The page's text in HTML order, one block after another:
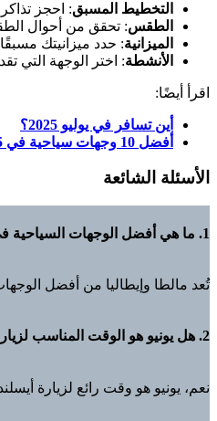
التخطيط المسبق: احجز
الطقس: تحقق من أحوال
الميزانية: حدد ميزانيتك مسبقًا
الأنشطة: اختر الوجهة التي
اقرأ أيضًا:
أين تسافر في يوليو 2025؟
أفضل 10 وجهات سياحية في 2025
الأسئلة الشائعة
1. ما هي أفضل الوجهات السياحية في يونيو 2025 للعائلات؟
تُعد مالطا وإيطاليا من أفضل
2. هل يونيو هو الوقت المناسب لزيارة أيسلندا؟
نعم، يونيو هو وقت رائع لزيارة